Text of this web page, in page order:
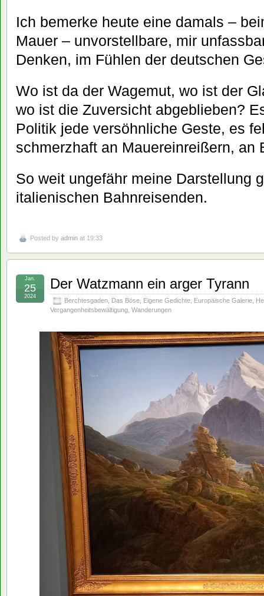
Ich bemerke heute eine damals –
Mauer – unvorstellbare, mir
Denken, im Fühlen der deutschen
Wo ist da der Wagemut, wo ist der
wo ist die Zuversicht abgeblieben?
Politik jede versöhnliche Geste, es
schmerzhaft an Mauereinreißern, an
So weit ungefähr meine Darstellung
italienischen Bahnreisenden.
Posted by admin at 19:33
Der Watzmann ein arger Tyrann
Berchtesgaden Das Böse Eigene Gedichte Europäische Galerie
Vergangenheitsbewältigung Wanderungen
Jan.
25
2024